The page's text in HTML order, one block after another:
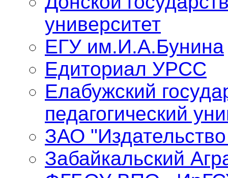
университет
ЕГУ им.И.А.Бунина
Едиториал УРСС
Елабужский
педагогический
ЗАО
Забайкальский